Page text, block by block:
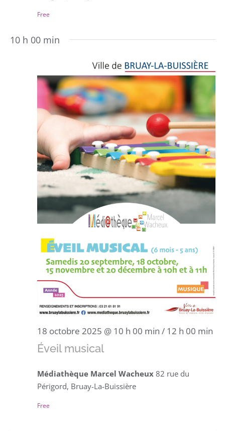
Free
10 h 00 min
18 octobre 2025 @ 10 h 00 min / 12 h 00 min
Éveil musical
Médiathèque Marcel Wacheux 82 rue du
Périgord, Bruay-La-Buissière
Free